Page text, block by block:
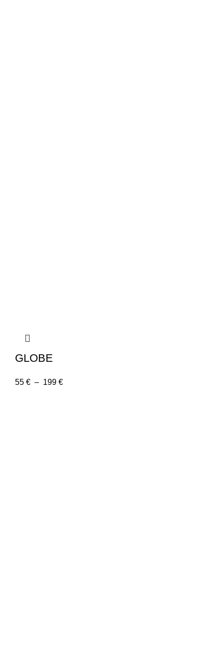
GLOBE
55 € – 199 €